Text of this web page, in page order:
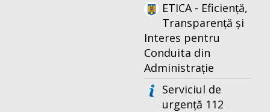
ETICA - Eficiență,
Transparență și
Interes pentru
Conduita din
Administrație
Serviciul de
urgență 112